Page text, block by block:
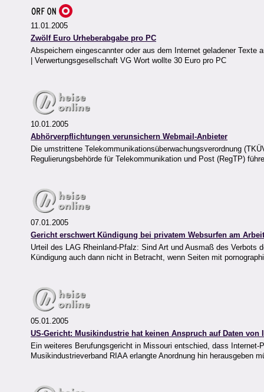
11.01.2005
Zwölf Euro Urheberabgabe pro PC
Abspeichern eingescannter oder aus dem Internet geladener
| Verwertungsgesellschaft VG Wort wollte 30 Euro pro PC
10.01.2005
Abhörverpflichtungen verunsichern Webmail-Anbieter
Die umstrittene Telekommunikationsüberwachungsverordnung
Regulierungsbehörde für Telekommunikation und Post (RegTP)
07.01.2005
Gericht erschwert Kündigung bei privatem Websurfen am
Urteil des LAG Rheinland-Pfalz: Sind Art und Ausmaß des Verbots
Kündigung auch dann nicht in Betracht, wenn Seiten mit
05.01.2005
US-Gericht: Musikindustrie hat keinen Anspruch auf Daten von
Ein weiteres Berufungsgericht in Missouri entschied, dass
Musikindustrieverband RIAA erlangte Anordnung hin herausgeben